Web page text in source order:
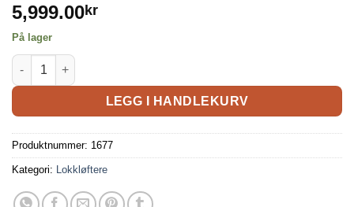
5,999.00kr
På lager
LEGG I HANDLEKURV
Produktnummer: 1677
Kategori: Lokkløftere